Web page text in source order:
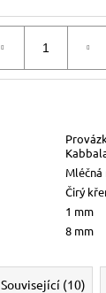
Mléčná
Čirý
1 mm
8 mm
Související (10)